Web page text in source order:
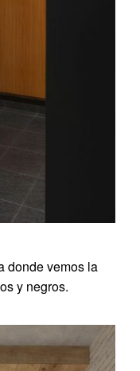
donde vemos la
y negros.